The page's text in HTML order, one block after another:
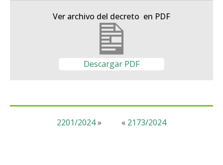
Ver archivo del decreto en PDF
Descargar PDF
« 2173/2024
2201/2024»